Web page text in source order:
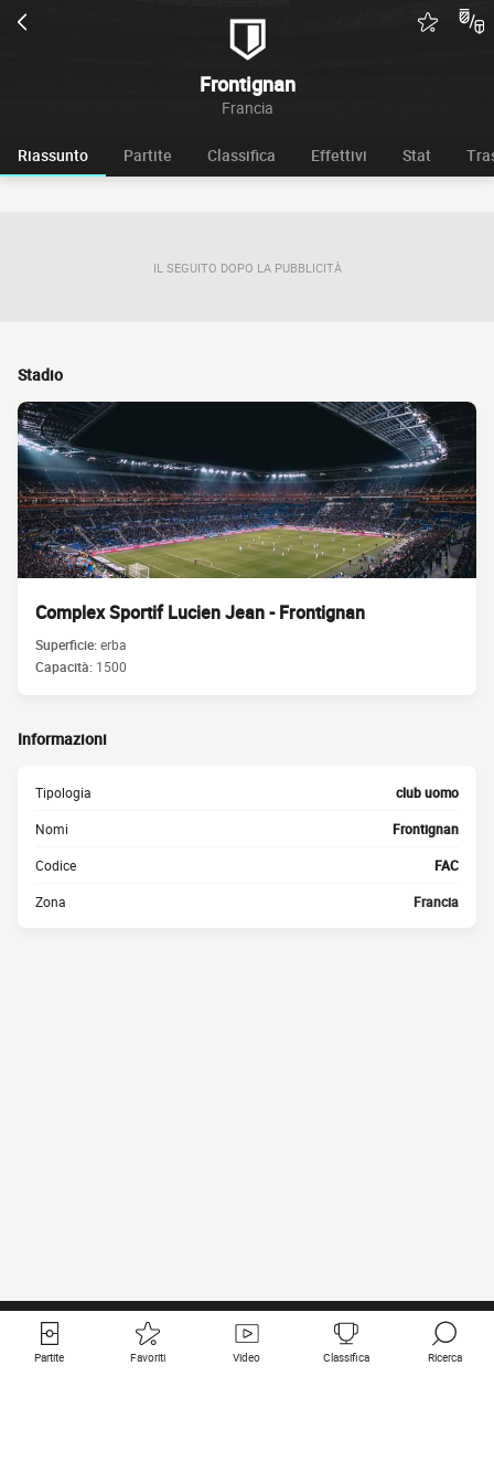
Frontignan
Francia
Riassunto Partite Classifica Effettivi Stat
IL SEGUITO DOPO LA PUBBLICITÀ
Stadio
Complex Sportif Lucien Jean - Frontignan
Superficie:erba
Capacità: 1500
Informazioni
Tipologia club uomo
Nomi Frontignan
Codice FAC
Zona Francia
Partite Favoriti Video Classifica Ricerca